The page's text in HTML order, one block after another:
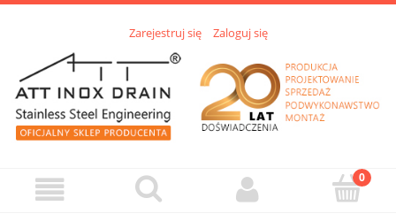
Zarejestruj się Zaloguj się